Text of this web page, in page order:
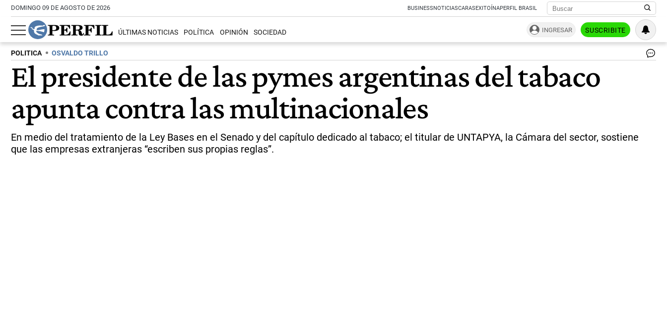
DOMINGO 09 DE AGOSTO DE 2026 BUSINESSNOTICIASCARASEXITOÍNAPERFIL BRASIL
ÚLTIMAS NOTICIAS POLÍTICA OPINIÓN SOCIEDAD INGRESAR SUSCRIBITE
POLITICA OSVALDO TRILLO
El presidente de las pymes argentinas del tabaco
apunta contra las multinacionales
En medio del tratamiento de la Ley Bases en el Senado y del capítulo dedicado al tabaco; el titular de UNTAPYA, la Cámara del sector, sostiene
que las empresas extranjeras “escriben sus propias reglas”.